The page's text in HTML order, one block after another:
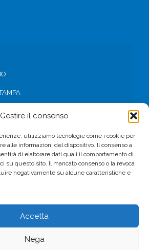
Gestire il consenso
utilizziamo tecnologie come i cookie per
alle informazioni del dispositivo. Il consenso a
di elaborare dati quali il comportamento di
su questo sito. Il mancato consenso o la revoca
negativamente su alcune caratteristiche e
Accetta
Nega